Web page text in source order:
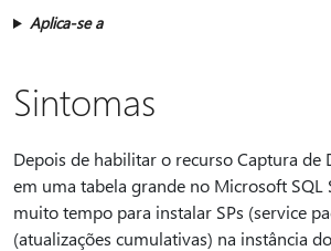
Aplica-se a
Sintomas
Depois de habilitar o recurso Captura de
em uma tabela grande no Microsoft SQL
muito tempo para instalar SPs (service
(atualizações cumulativas) na instância